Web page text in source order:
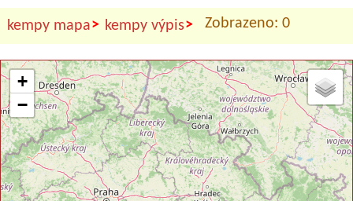
kempy mapa> kempy výpis> Zobrazeno: 0
+
−